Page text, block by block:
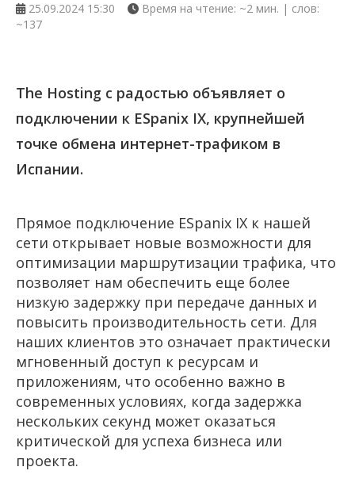
25.09.2024 15:30
Время на чтение: ~2 мин. | слов:
~137
The Hosting с радостью объявляет о
подключении к ESpanix IX, крупнейшей
точке обмена интернет-трафиком в
Испании.
Прямое подключение ESpanix IX к нашей
сети открывает новые возможности для
оптимизации маршрутизации трафика, что
позволяет нам обеспечить еще более
низкую задержку при передаче данных и
повысить производительность сети. Для
наших клиентов это означает практически
мгновенный доступ к ресурсам и
приложениям, что особенно важно в
современных условиях, когда задержка
нескольких секунд может оказаться
критической для успеха бизнеса или
проекта.